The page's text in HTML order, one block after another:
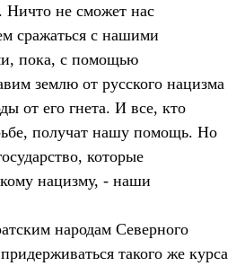
Ничто не сможет нас
сражаться с нашими
пока, с помощью
землю от русского нацизма
от его гнета. И все, кто
получат нашу помощь. Но
которые
нацизму, - наши
народам Северного
такого же курса